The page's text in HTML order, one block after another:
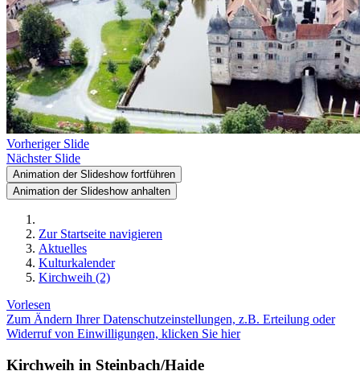
Vorheriger Slide
Nächster Slide
Animation der Slideshow fortführen
Animation der Slideshow anhalten
Zur Startseite navigieren
Aktuelles
Kulturkalender
Kirchweih (2)
Vorlesen
Zum Ändern Ihrer Datenschutzeinstellungen, z.B. Erteilung oder
Widerruf von Einwilligungen, klicken Sie hier
Kirchweih in Steinbach/Haide